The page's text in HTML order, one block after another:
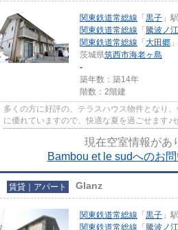
関東鉄道常総線 「 黒子 」
関東鉄道常総線 「 騰波ノ江
関東鉄道常総線 「 大田郷
茨城県筑西市海老ヶ島
-
築年数：築14年
階数：2階建
多くの方に好評の、テラスハウス物件となり
に優れていますので、快適な夏を過ごせます♪
現在空室情報があ
Bambou et le sudへのお
賃貸｜アパート Glanz
関東鉄道常総線 「 黒子 」
関東鉄道常総線 「 騰波ノ江